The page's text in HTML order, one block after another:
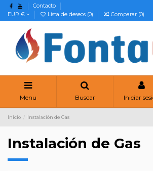
Contacto
EUR €
Lista de deseos (0) Comparar (0)
Menu Buscar Iniciar
Inicio Instalación de Gas
Instalación de Gas